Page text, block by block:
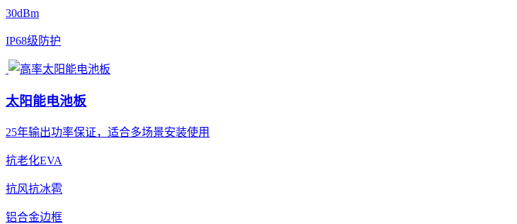
30dBm
IP68级防护
太阳能电池板
25年输出功率保证，适合多场景安装使用
抗老化EVA
抗风抗冰雹
铝合金边框